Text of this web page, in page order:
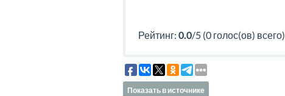
Рейтинг: 0.0/5 (0 голос(ов) всего)
Показать в источнике